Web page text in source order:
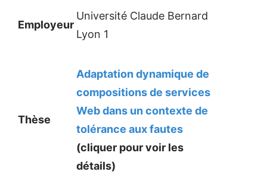
Employeur
Université Claude Bernard
Lyon 1
Thèse
Adaptation dynamique de
compositions de services
Web dans un contexte de
tolérance aux fautes
(cliquer pour voir les
détails)